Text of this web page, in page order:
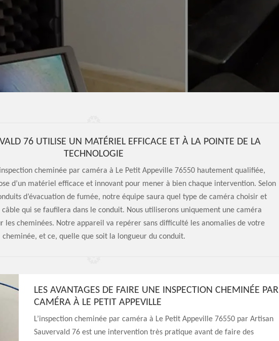
76 UTILISE UN MATÉRIEL EFFICACE ET À LA POINTE DE LA
TECHNOLOGIE
cheminée par caméra à Le Petit Appeville 76550 hautement qualifiée,
d’un matériel efficace et innovant pour mener à bien chaque intervention. Selon
d’évacuation de fumée, notre équipe saura quel type de caméra choisir et
câble qui se faufilera dans le conduit. Nous utiliserons uniquement une caméra
les cheminées. Notre appareil va repérer sans difficulté les anomalies de votre
cheminée, et ce, quelle que soit la longueur du conduit.
LES AVANTAGES DE FAIRE UNE INSPECTION CHEMINÉE PAR
CAMÉRA À LE PETIT APPEVILLE
L’inspection cheminée par caméra à Le Petit Appeville 76550 par Artisan
Sauvervald 76 est une intervention très pratique avant de faire des